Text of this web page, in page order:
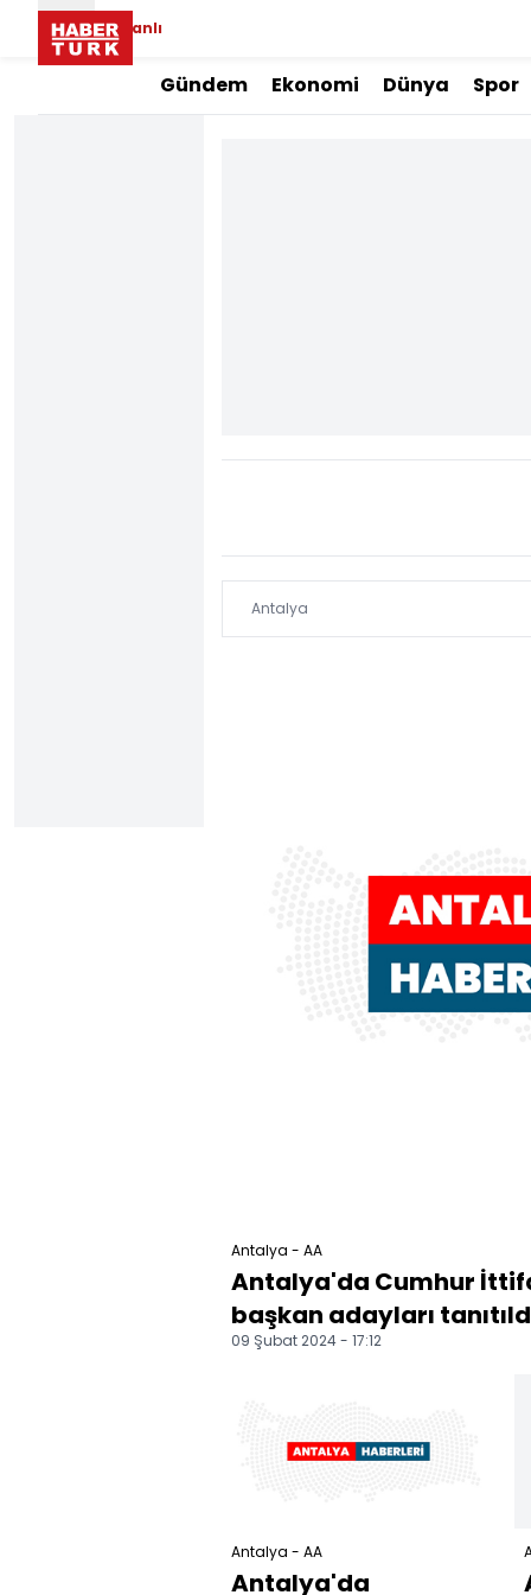
Canlı
Gündem Ekonomi Dünya Spor
Antalya - AA
Antalya'da Cumhur
başkan adayları
09 Şubat 2024 - 17:12
Antalya - AA
Antalya'da